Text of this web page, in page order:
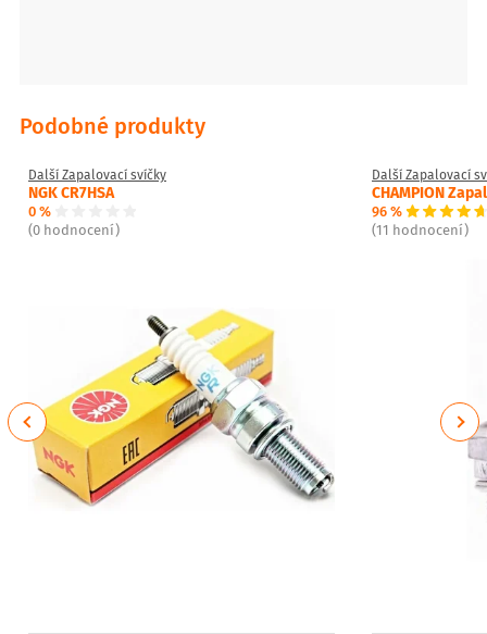
Podobné produkty
Další Zapalovací svíčky
NGK CR7HSA
0 %
(0 hodnocení)
Další Zapalovací
CHAMPION
96 %
(11 hodnocení)
Previous Next